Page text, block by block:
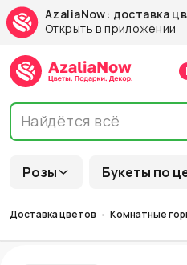
AzaliaNow: доставка
Открыть в приложении
Розы Букеты по
Доставка цветов Комнатные